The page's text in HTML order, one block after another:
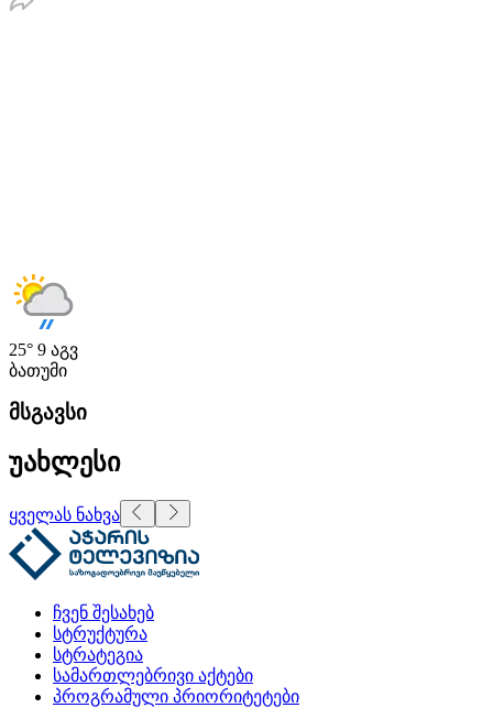
25° 9 აგვ
ბათუმი
მსგავსი
უახლესი
ყველას ნახვა
ჩვენ შესახებ
სტრუქტურა
სტრატეგია
სამართლებრივი აქტები
პროგრამული პრიორიტეტები